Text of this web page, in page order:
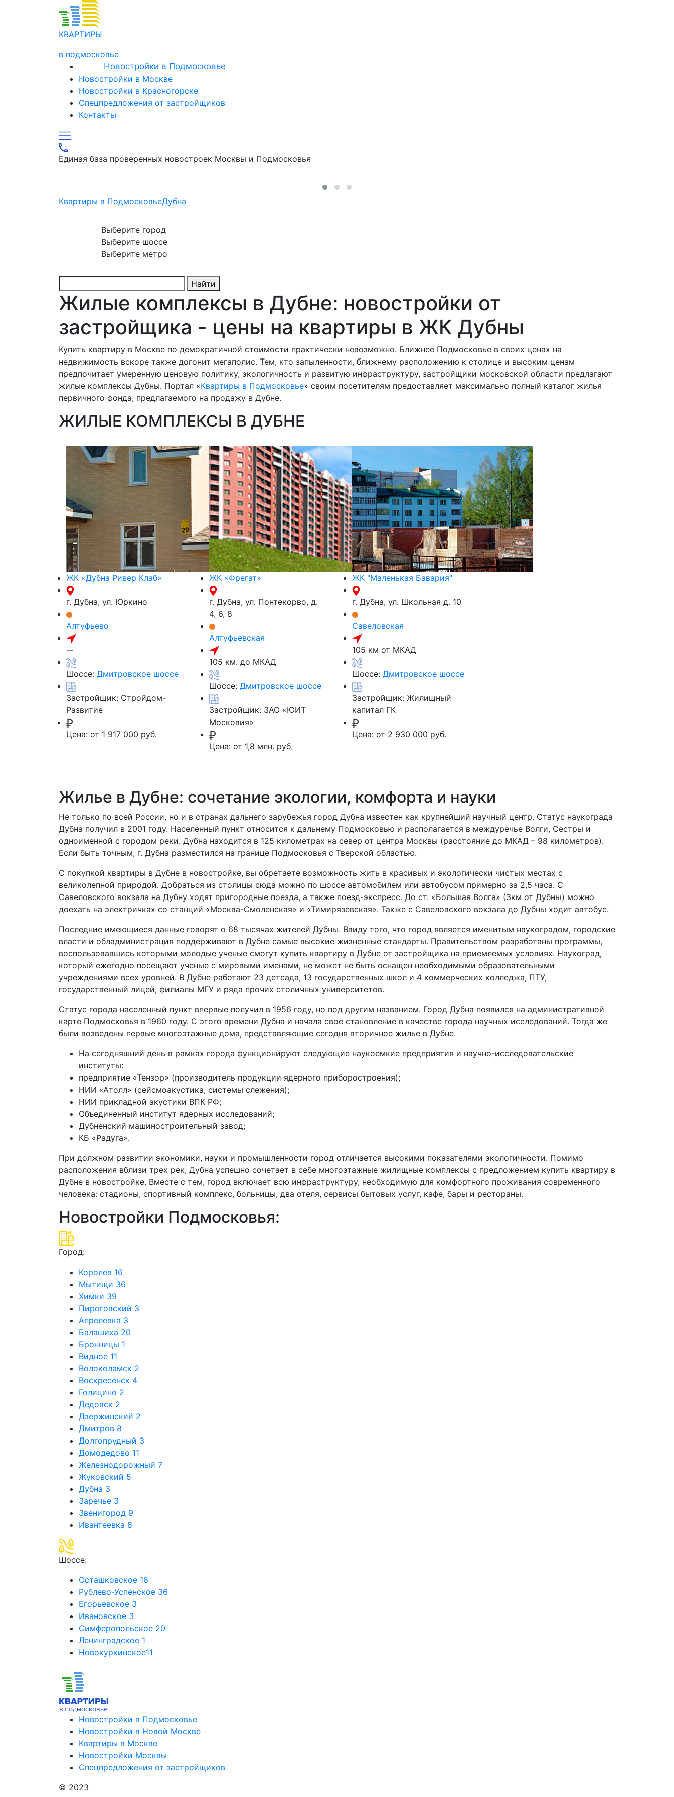
КВАРТИРЫ
в подмосковье
Новостройки в Подмосковье
Новостройки в Москве
Новостройки в Красногорске
Спецпредложения от застройщиков
Контакты
Единая база проверенных новостроек Москвы и Подмосковья
Квартиры в ПодмосковьеДубна
Выберите город
Выберите шоссе
Выберите метро
Найти
Жилые комплексы в Дубне: новостройки от
застройщика - цены на квартиры в ЖК Дубны
Купить квартиру в Москве по демократичной стоимости практически невозможно. Ближнее Подмосковье в своих ценах на
недвижимость вскоре также догонит мегаполис. Тем, кто запыленности, ближнему расположению к столице и высоким ценам
предпочитает умеренную ценовую политику, экологичность и развитую инфраструктуру, застройщики московской области предлагают
жилые комплексы Дубны. Портал «Квартиры в Подмосковье» своим посетителям предоставляет максимально полный каталог жилья
первичного фонда, предлагаемого на продажу в Дубне.
ЖИЛЫЕ КОМПЛЕКСЫ В ДУБНЕ
ЖК «Дубна Ривер Клаб»
г. Дубна, ул. Юркино
Алтуфьево
--
Шоссе: Дмитровское шоссе
Застройщик: Стройдом-
Развитие
Цена: от 1 917 000 руб.
ЖК «Фрегат»
г. Дубна, ул. Понтекорво, д.
4, 6, 8
Алтуфьевская
105 км. до МКАД
Шоссе: Дмитровское шоссе
Застройщик: ЗАО «ЮИТ
Московия»
Цена: от 1,8 млн. руб.
ЖК "Маленькая Бавария"
г. Дубна, ул. Школьная д. 10
Савеловская
105 км от МКАД
Шоссе: Дмитровское шоссе
Застройщик: Жилищный
капитал ГК
Цена: от 2 930 000 руб.
Жилье в Дубне: сочетание экологии, комфорта и науки
Не только по всей России, но и в странах дальнего зарубежья город Дубна известен как крупнейший научный центр. Статус наукограда
Дубна получил в 2001 году. Населенный пункт относится к дальнему Подмосковью и располагается в междуречье Волги, Сестры и
одноименной с городом реки. Дубна находится в 125 километрах на север от центра Москвы (расстояние до МКАД – 98 километров).
Если быть точным, г. Дубна разместился на границе Подмосковья с Тверской областью.
С покупкой квартиры в Дубне в новостройке, вы обретаете возможность жить в красивых и экологически чистых местах с
великолепной природой. Добраться из столицы сюда можно по шоссе автомобилем или автобусом примерно за 2,5 часа. С
Савеловского вокзала на Дубну ходят пригородные поезда, а также поезд-экспресс. До ст. «Большая Волга» (3км от Дубны) можно
доехать на электричках со станций «Москва-Смоленская» и «Тимирязевская». Также с Савеловского вокзала до Дубны ходит автобус.
Последние имеющиеся данные говорят о 68 тысячах жителей Дубны. Ввиду того, что город является именитым наукоградом, городские
власти и обладминистрация поддерживают в Дубне самые высокие жизненные стандарты. Правительством разработаны программы,
воспользовавшись которыми молодые ученые смогут купить квартиру в Дубне от застройщика на приемлемых условиях. Наукоград,
который ежегодно посещают ученые с мировыми именами, не может не быть оснащен необходимыми образовательными
учреждениями всех уровней. В Дубне работают 23 детсада, 13 государственных школ и 4 коммерческих колледжа, ПТУ,
государственный лицей, филиалы МГУ и ряда прочих столичных университетов.
Статус города населенный пункт впервые получил в 1956 году, но под другим названием. Город Дубна появился на административной
карте Подмосковья в 1960 году. С этого времени Дубна и начала свое становление в качестве города научных исследований. Тогда же
были возведены первые многоэтажные дома, представляющие сегодня вторичное жилье в Дубне.
На сегодняшний день в рамках города функционируют следующие наукоемкие предприятия и научно-исследовательские
институты:
предприятие «Тензор» (производитель продукции ядерного приборостроения);
НИИ «Атолл» (сейсмоакустика, системы слежения);
НИИ прикладной акустики ВПК РФ;
Объединенный институт ядерных исследований;
Дубненский машиностроительный завод;
КБ «Радуга».
При должном развитии экономики, науки и промышленности город отличается высокими показателями экологичности. Помимо
расположения вблизи трех рек, Дубна успешно сочетает в себе многоэтажные жилищные комплексы с предложением купить квартиру в
Дубне в новостройке. Вместе с тем, город включает всю инфраструктуру, необходимую для комфортного проживания современного
человека: стадионы, спортивный комплекс, больницы, два отеля, сервисы бытовых услуг, кафе, бары и рестораны.
Новостройки Подмосковья:
Город:
Королев 16
Мытищи 36
Химки 39
Пироговский 3
Апрелевка 3
Балашиха 20
Бронницы 1
Видное 11
Волоколамск 2
Воскресенск 4
Голицино 2
Дедовск 2
Дзержинский 2
Дмитров 8
Долгопрудный 3
Домодедово 11
Железнодорожный 7
Жуковский 5
Дубна 3
Заречье 3
Звенигород 9
Ивантеевка 8
Шоссе:
Осташковское 16
Рублево-Успенское 36
Егорьевское 3
Ивановское 3
Симферопольское 20
Ленинградское 1
Новокуркинское11
Новостройки в Подмосковье
Новостройки в Новой Москве
Квартиры в Москве
Новостройки Москвы
Спецпредложения от застройщиков
© 2023